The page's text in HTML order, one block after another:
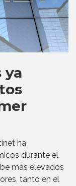
ya
ha
durante el
más elevados
tanto en el